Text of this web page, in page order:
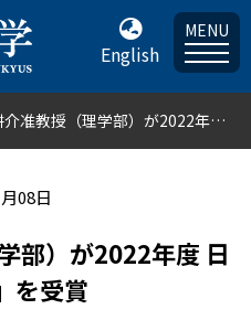
English
MENU
授（理学部）が2022年度 日本気象学会『正野賞』を受賞
08日
部）が2022年度 日
を受賞